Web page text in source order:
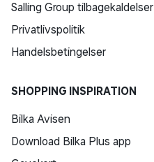
Salling Group tilbagekaldelser
Privatlivspolitik
Handelsbetingelser
SHOPPING INSPIRATION
Bilka Avisen
Download Bilka Plus app